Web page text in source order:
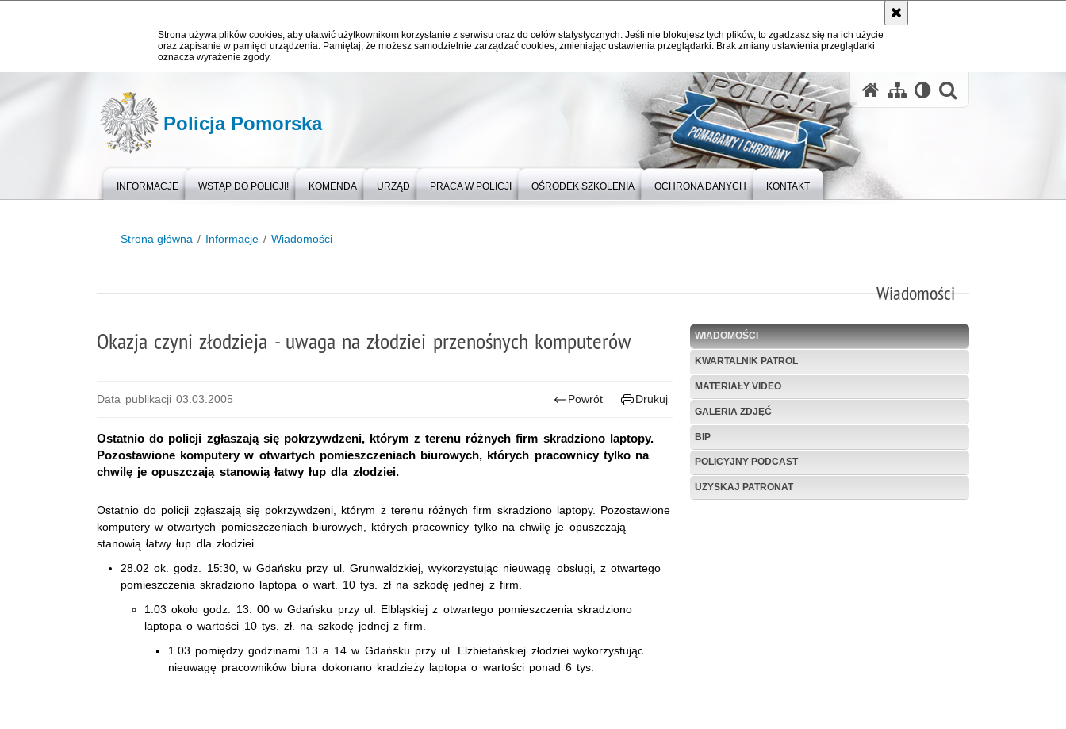
Strona używa plików cookies, aby ułatwić użytkownikom korzystanie z serwisu oraz do celów statystycznych. Jeśli nie blokujesz tych plików, to zgadzasz się na ich użycie
oraz zapisanie w pamięci urządzenia. Pamiętaj, że możesz samodzielnie zarządzać cookies, zmieniając ustawienia przeglądarki. Brak zmiany ustawienia przeglądarki
oznacza wyrażenie zgody.
Policja Pomorska
INFORMACJE WSTĄP DO POLICJI! KOMENDA URZĄD PRACA W POLICJI OŚRODEK SZKOLENIA OCHRONA DANYCH KONTAKT
Strona główna Informacje Wiadomości
Wiadomości
WIADOMOŚCI
KWARTALNIK PATROL
MATERIAŁY VIDEO
GALERIA ZDJĘĆ
BIP
POLICYJNY PODCAST
UZYSKAJ PATRONAT
Okazja czyni złodzieja - uwaga na złodziei przenośnych komputerów
Data publikacji 03.03.2005 Powrót Drukuj
Ostatnio do policji zgłaszają się pokrzywdzeni, którym z terenu różnych firm skradziono laptopy.
Pozostawione komputery w otwartych pomieszczeniach biurowych, których pracownicy tylko na
chwilę je opuszczają stanowią łatwy łup dla złodziei.
Ostatnio do policji zgłaszają się pokrzywdzeni, którym z terenu różnych firm skradziono laptopy. Pozostawione
komputery w otwartych pomieszczeniach biurowych, których pracownicy tylko na chwilę je opuszczają
stanowią łatwy łup dla złodziei.
28.02 ok. godz. 15:30, w Gdańsku przy ul. Grunwaldzkiej, wykorzystując nieuwagę obsługi, z otwartego
pomieszczenia skradziono laptopa o wart. 10 tys. zł na szkodę jednej z firm.
1.03 około godz. 13. 00 w Gdańsku przy ul. Elbląskiej z otwartego pomieszczenia skradziono
laptopa o wartości 10 tys. zł. na szkodę jednej z firm.
1.03 pomiędzy godzinami 13 a 14 w Gdańsku przy ul. Elżbietańskiej złodziei wykorzystując
nieuwagę pracowników biura dokonano kradzieży laptopa o wartości ponad 6 tys.